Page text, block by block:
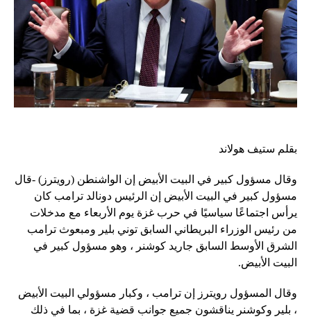
بقلم ستيف هولاند
وقال مسؤول كبير في البيت الأبيض إن الواشنطن (رويترز) -قال
مسؤول كبير في البيت الأبيض إن الرئيس دونالد ترامب كان
يرأس اجتماعًا سياسيًا في حرب غزة يوم الأربعاء مع مدخلات
من رئيس الوزراء البريطاني السابق توني بلير ومبعوث ترامب
الشرق الأوسط السابق جاريد كوشنر ، وهو مسؤول كبير في
البيت الأبيض.
وقال المسؤول رويترز إن ترامب ، وكبار مسؤولي البيت الأبيض
، بلير وكوشنر يناقشون جميع جوانب قضية غزة ، بما في ذلك